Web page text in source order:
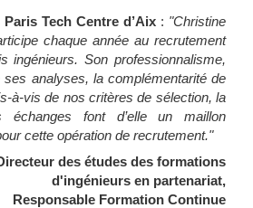
Tech Centre d’Aix : "Christine
chaque année au recrutement
ingénieurs. Son professionnalisme,
ses analyses, la complémentarité de
à-vis de nos critères de sélection, la
échanges font d’elle un maillon
cette opération de recrutement."
des études des formations
d'ingénieurs en partenariat,
Responsable Formation Continue